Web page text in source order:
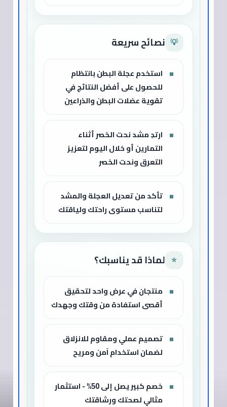
💡 نصائح سريعة
استخدم عجلة البطن بانتظام
للحصول على أفضل النتائج في
تقوية عضلات البطن والذراعين
ارتدِ مشد نحت الخصر أثناء
التمارين أو خلال اليوم لتعزيز
التعرق ونحت الخصر
تأكد من تعديل العجلة والمشد
لتناسب مستوى راحتك ولياقتك
⭐ لماذا قد يناسبك؟
منتجان في عرض واحد لتحقيق
أقصى استفادة من وقتك وجهدك
تصميم عملي ومقاوم للانزلاق
لضمان استخدام آمن ومريح
خصم كبير يصل إلى 50% - استثمار
مثالي لصحتك ورشاقتك